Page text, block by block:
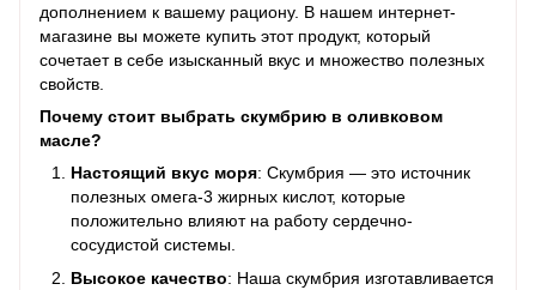
дополнением к вашему рациону. В нашем интернет-
магазине вы можете купить этот продукт, который
сочетает в себе изысканный вкус и множество полезных
свойств.
Почему стоит выбрать скумбрию в оливковом
масле?
Настоящий вкус моря: Скумбрия — это источник
полезных омега-3 жирных кислот, которые
положительно влияют на работу сердечно-
сосудистой системы.
Высокое качество: Наша скумбрия изготавливается